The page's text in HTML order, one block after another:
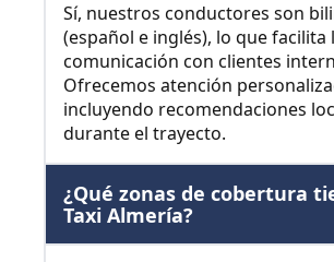
Sí, nuestros conductores son
(español e inglés), lo que facilita
comunicación con clientes
Ofrecemos atención
incluyendo recomendaciones
durante el trayecto.
¿Qué zonas de cobertura
Taxi Almería?